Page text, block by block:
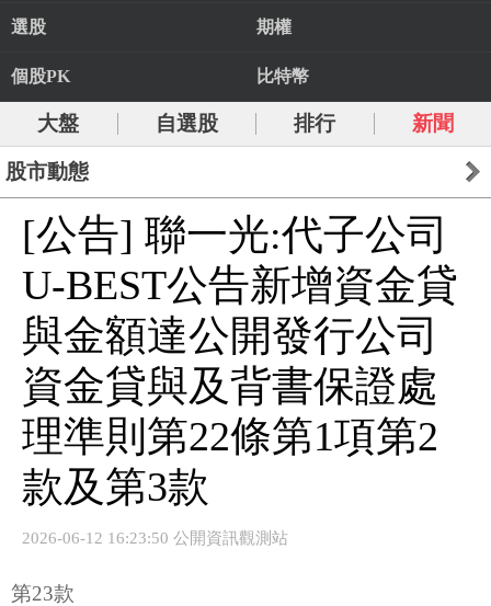
選股 期權
個股PK 比特幣
大盤 自選股 排行 新聞
股市動態
[公告] 聯一光:代子公司
U-BEST公告新增資金貸
與金額達公開發行公司
資金貸與及背書保證處
理準則第22條第1項第2
款及第3款
2026-06-12 16:23:50 公開資訊觀測站
第23款